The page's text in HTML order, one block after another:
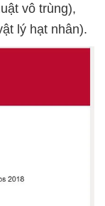
vô trùng),
lý hạt nhân).